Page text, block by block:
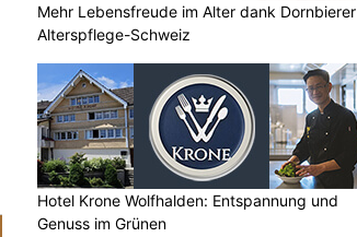
Mehr Lebensfreude im Alter dank Dornbierer
Alterspflege-Schweiz
Hotel Krone Wolfhalden: Entspannung und
Genuss im Grünen